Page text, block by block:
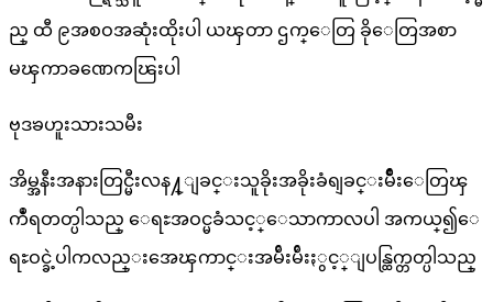
ည္ ထီ ၉အစဝအဆုံးထိုးပါ ယၾတာ ဌက္ေတြ ခိုေတြအစာ
မၾကာခဏေကၽြးပါ
ဗုဒၶဟူးသားသမီး
အိမ္အနီးအနားတြင္မီးလန႔္ျခင္းသူခိုးအခိုးခံရျခင္းမ်ိဳးေတြၾ
ကဳံရတတ္ပါသည္ ေရႊအဝင္မခံသင့္ေသာကာလပါ အကယ္၍ေ
ရႊဝင္ခဲ့ပါကလည္းအေၾကာင္းအမ်ိဴးမ်ိဴးႏွင့္ျပန္ထြက္တတ္ပါသည္